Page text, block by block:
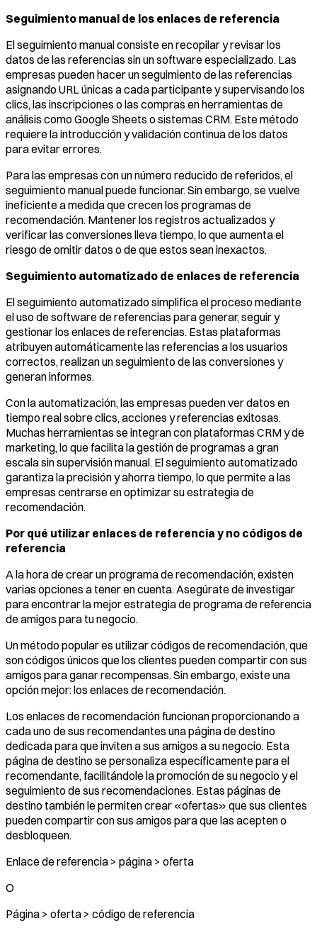
Seguimiento manual de los enlaces de referencia
El seguimiento manual consiste en recopilar y revisar los
datos de las referencias sin un software especializado. Las
empresas pueden hacer un seguimiento de las referencias
asignando URL únicas a cada participante y supervisando los
clics, las inscripciones o las compras en herramientas de
análisis como Google Sheets o sistemas CRM. Este método
requiere la introducción y validación continua de los datos
para evitar errores.
Para las empresas con un número reducido de referidos, el
seguimiento manual puede funcionar. Sin embargo, se vuelve
ineficiente a medida que crecen los programas de
recomendación. Mantener los registros actualizados y
verificar las conversiones lleva tiempo, lo que aumenta el
riesgo de omitir datos o de que estos sean inexactos.
Seguimiento automatizado de enlaces de referencia
El seguimiento automatizado simplifica el proceso mediante
el uso de software de referencias para generar, seguir y
gestionar los enlaces de referencias. Estas plataformas
atribuyen automáticamente las referencias a los usuarios
correctos, realizan un seguimiento de las conversiones y
generan informes.
Con la automatización, las empresas pueden ver datos en
tiempo real sobre clics, acciones y referencias exitosas.
Muchas herramientas se integran con plataformas CRM y de
marketing, lo que facilita la gestión de programas a gran
escala sin supervisión manual. El seguimiento automatizado
garantiza la precisión y ahorra tiempo, lo que permite a las
empresas centrarse en optimizar su estrategia de
recomendación.
Por qué utilizar enlaces de referencia y no códigos de
referencia
A la hora de crear un programa de recomendación, existen
varias opciones a tener en cuenta. Asegúrate de investigar
para encontrar la mejor estrategia de programa de referencia
de amigos para tu negocio.
Un método popular es utilizar códigos de recomendación, que
son códigos únicos que los clientes pueden compartir con sus
amigos para ganar recompensas. Sin embargo, existe una
opción mejor: los enlaces de recomendación.
Los enlaces de recomendación funcionan proporcionando a
cada uno de sus recomendantes una página de destino
dedicada para que inviten a sus amigos a su negocio. Esta
página de destino se personaliza específicamente para el
recomendante, facilitándole la promoción de su negocio y el
seguimiento de sus recomendaciones. Estas páginas de
destino también le permiten crear «ofertas» que sus clientes
pueden compartir con sus amigos para que las acepten o
desbloqueen.
Enlace de referencia > página > oferta
O
Página > oferta > código de referencia